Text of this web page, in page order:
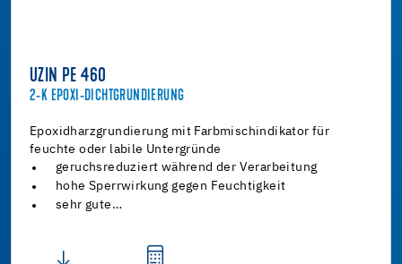
UZIN PE 460
2-K EPOXI-DICHTGRUNDIERUNG
Epoxidharzgrundierung mit Farbmischindikator für
feuchte oder labile Untergründe
geruchsreduziert während der Verarbeitung
hohe Sperrwirkung gegen Feuchtigkeit
sehr gute…